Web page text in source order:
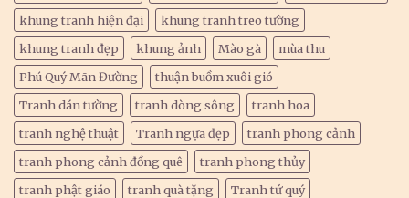
khung tranh hiện đại
khung tranh treo tường
khung tranh đẹp
khung ảnh Mào gà
mùa thu
Phú Quý Mãn Đường
thuận buồm xuôi gió
Tranh dán tường
tranh dòng sông
tranh hoa
tranh nghệ thuật
Tranh ngựa đẹp
tranh phong cảnh
tranh phong cảnh đồng quê
tranh phong thủy
tranh phật giáo
tranh quà tặng
Tranh tứ quý